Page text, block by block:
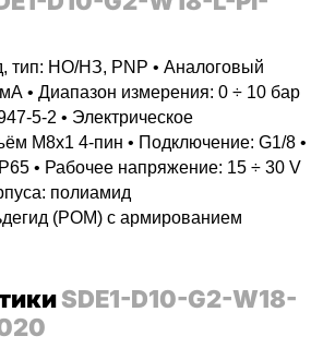
тип: НО/НЗ, PNP • Аналоговый
• Диапазон измерения: 0 ÷ 10 бар
5-2 • Электрическое
M8x1 4-пин • Подключение: G1/8 •
• Рабочее напряжение: 15 ÷ 30 V
полиамид
(POM) с армированием
SDE1-D10-G2-W18-